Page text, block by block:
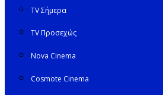
TV Σήμερα
TV Προσεχώς
Nova Cinema
Cosmote Cinema